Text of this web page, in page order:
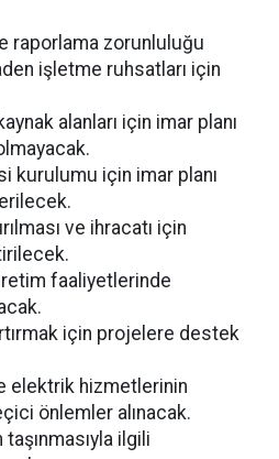
raporlama zorunluluğu
işletme ruhsatları için
alanları için imar planı
kurulumu için imar planı
ve ihracatı için
faaliyetlerinde
için projelere destek
elektrik hizmetlerinin
önlemler alınacak.
ilgili